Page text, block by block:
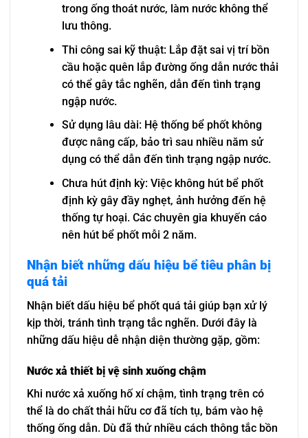
trong ống thoát nước, làm nước không thể
lưu thông.
Thi công sai kỹ thuật: Lắp đặt sai vị trí bồn
cầu hoặc quên lắp đường ống dẫn nước thải
có thể gây tắc nghẽn, dẫn đến tình trạng
ngập nước.
Sử dụng lâu dài: Hệ thống bể phốt không
được nâng cấp, bảo trì sau nhiều năm sử
dụng có thể dẫn đến tình trạng ngập nước.
Chưa hút định kỳ: Việc không hút bể phốt
định kỳ gây đầy nghẹt, ảnh hưởng đến hệ
thống tự hoại. Các chuyên gia khuyến cáo
nên hút bể phốt mỗi 2 năm.
Nhận biết những dấu hiệu bể tiêu phân bị
quá tải
Nhận biết dấu hiệu bể phốt quá tải giúp bạn xử lý
kịp thời, tránh tình trạng tắc nghẽn. Dưới đây là
những dấu hiệu dễ nhận diện thường gặp, gồm:
Nước xả thiết bị vệ sinh xuống chậm
Khi nước xả xuống hố xí chậm, tình trạng trên có
thể là do chất thải hữu cơ đã tích tụ, bám vào hệ
thống ống dẫn. Dù đã thử nhiều cách thông tắc bồn